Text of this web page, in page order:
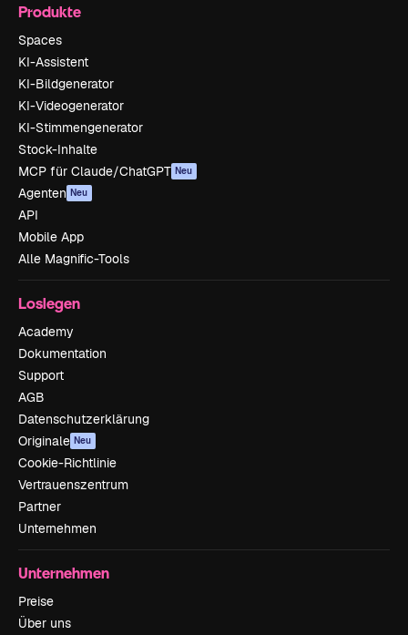
Produkte
Spaces
KI-Assistent
KI-Bildgenerator
KI-Videogenerator
KI-Stimmengenerator
Stock-Inhalte
MCP für Claude/ChatGPT Neu
Agenten Neu
API
Mobile App
Alle Magnific-Tools
Loslegen
Academy
Dokumentation
Support
AGB
Datenschutzerklärung
Originale Neu
Cookie-Richtlinie
Vertrauenszentrum
Partner
Unternehmen
Unternehmen
Preise
Über uns